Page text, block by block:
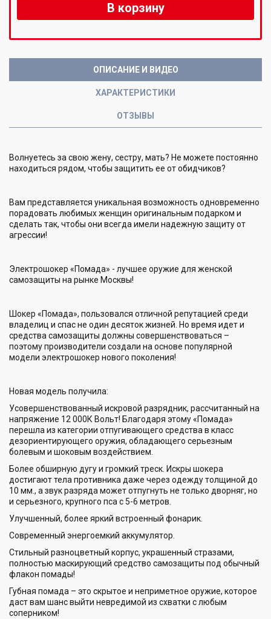
В корзину
ОПИСАНИЕ И ВИДЕО
ХАРАКТЕРИСТИКИ
ОТЗЫВЫ
Волнуетесь за свою жену, сестру, мать? Не можете постоянно
находиться рядом, чтобы защитить ее от обидчиков?
Вам представляется уникальная возможность одновременно
порадовать любимых женщин оригинальным подарком и
сделать так, чтобы они всегда имели надежную защиту от
агрессии!
Электрошокер «Помада» - лучшее оружие для женской
самозащиты на рынке Москвы!
Шокер «Помада», пользовался отличной репутацией среди
владелиц и спас не один десяток жизней. Но время идет и
средства самозащиты должны совершенствоваться –
поэтому производители создали на основе популярной
модели электрошокер нового поколения!
Новая модель получила:
Усовершенствованный искровой разрядник, рассчитанный на
напряжение 12 000К Вольт! Благодаря этому «Помада»
перешла из категории отпугивающего средства в класс
дезориентирующего оружия, обладающего серьезным
болевым и шоковым воздействием.
Более обширную дугу и громкий треск. Искры шокера
достигают тела противника даже через одежду толщиной до
10 мм., а звук разряда может отпугнуть не только дворняг, но
и серьезного, крупного пса с 5-6 метров.
Улучшенный, более яркий встроенный фонарик.
Современный энергоемкий аккумулятор.
Стильный разноцветный корпус, украшенный стразами,
полностью маскирующий средство самозащиты под обычный
флакон помады!
Губная помада – это скрытое и неприметное оружие, которое
даст вам шанс выйти невредимой из схватки с любым
соперником!